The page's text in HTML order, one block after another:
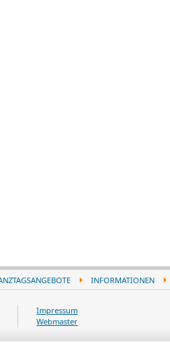
INFORMATIONEN
Impressum
Webmaster